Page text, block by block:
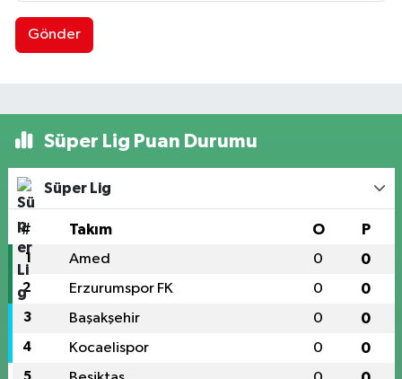
Gönder
Süper Lig Puan Durumu
Süper Lig
# Takım O P
1 Amed 0 0
2 Erzurumspor FK 0 0
3 Başakşehir 0 0
4 Kocaelispor 0 0